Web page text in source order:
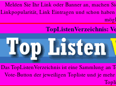
Melden Sie Ihr Link oder Banner an, machen
Linkpopularität, Link Eintragen und schon
TopListenVerzeichnis:
Das TopListenVerzeichnis ist eine Sammlung
Vote-Button der jeweiligen Topliste und je